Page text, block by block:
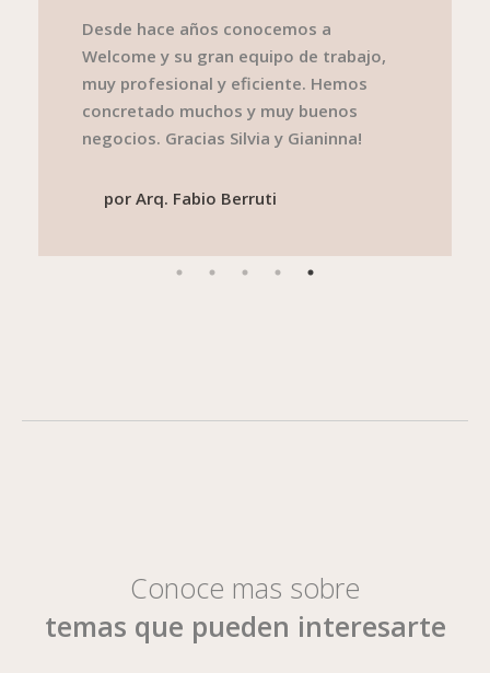
En la Inmobiliaria Welcome encontré un
equipo muy profesional, dedicado y que
rápidamente resolvió mis necesidades
tanto al enfrentarme a la compra, venta
o alquiler de una propiedad.
Conoce mas sobre
temas que pueden interesarte